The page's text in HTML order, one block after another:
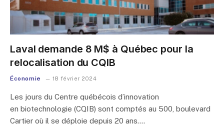
Laval demande 8 M$ à Québec pour la
relocalisation du CQIB
Économie 18 février 2024
Les jours du Centre québécois d’innovation
en biotechnologie (CQIB) sont comptés au 500, boulevard
Cartier où il se déploie depuis 20 ans.…